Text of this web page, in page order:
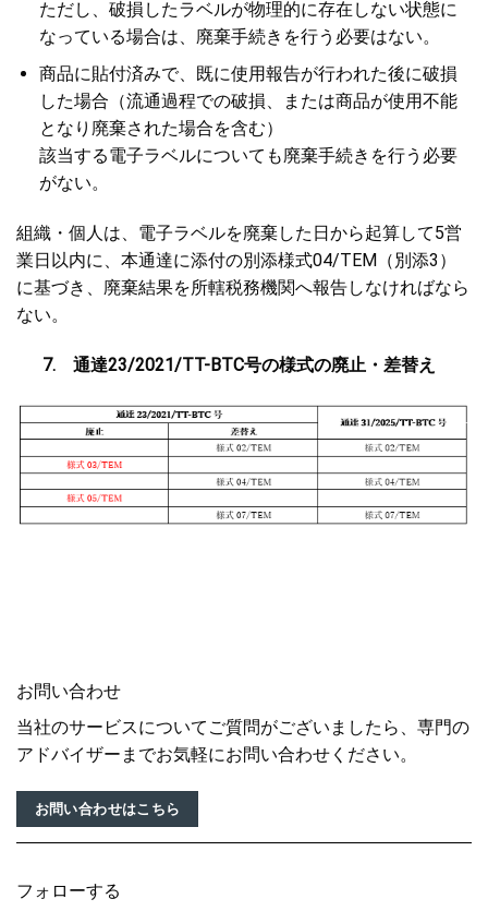
ただし、破損したラベルが物理的に存在しない状態に
なっている場合は、廃棄手続きを行う必要はない。
商品に貼付済みで、既に使用報告が行われた後に破損
した場合（流通過程での破損、または商品が使用不能
となり廃棄された場合を含む）
該当する電子ラベルについても廃棄手続きを行う必要
がない。
組織・個人は、電子ラベルを廃棄した日から起算して5営
業日以内に、本通達に添付の別添様式04/TEM（別添3）
に基づき、廃棄結果を所轄税務機関へ報告しなければなら
ない。
7. 通達23/2021/TT-BTC号の様式の廃止・差替え
お問い合わせ
当社のサービスについてご質問がございましたら、専門の
アドバイザーまでお気軽にお問い合わせください。
お問い合わせはこちら
フォローする